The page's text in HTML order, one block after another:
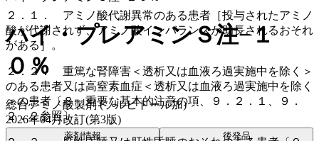
２．１． アミノ酸代謝異常のある患者［投与されたアミノ
酸が代謝されず、アミノ酸インバランスが助長されるおそれ
がある］。
２．２． 重篤な腎障害＜透析又は血液ろ過実施中を除く＞
のある患者又は高窒素血症＜透析又は血液ろ過実施中を除く
＞の患者〔８．重要な基本的注意の項、９．２．１、９．
２．２参照〕。
ハイ・プレアミンＳ注−１
０％
総合アミノ酸製剤 (ソルビトール加)
2026年04月改訂(第3版)
薬剤情報 後発品